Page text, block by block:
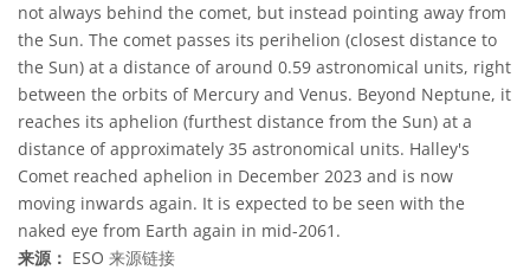
not always behind the comet, but instead pointing away from
the Sun. The comet passes its perihelion (closest distance to
the Sun) at a distance of around 0.59 astronomical units, right
between the orbits of Mercury and Venus. Beyond Neptune, it
reaches its aphelion (furthest distance from the Sun) at a
distance of approximately 35 astronomical units. Halley's
Comet reached aphelion in December 2023 and is now
moving inwards again. It is expected to be seen with the
naked eye from Earth again in mid-2061.
来源： ESO 来源链接